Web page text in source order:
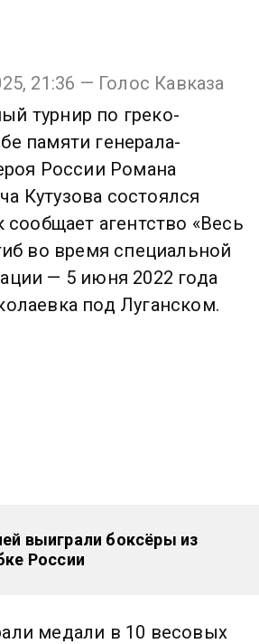
21:36 — Голос Кавказа
турнир по греко-
памяти генерала-
России Романа
Кутузова состоялся
сообщает агентство «Весь
во время специальной
— 5 июня 2022 года
под Луганском.
выиграли боксёры из
России
медали в 10 весовых